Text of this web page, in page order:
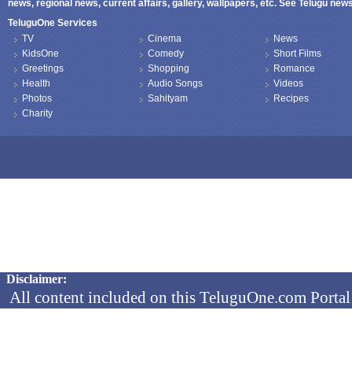
news, regional news, current affairs, gallery, wallpapers, etc. See Telugu
TeluguOne Services
TV
KidsOne
Greetings
Health
Photos
Charity
Cinema
Comedy
Shopping
Audio Songs
Sahityam
News
Short Films
Romance
Videos
Recipes
Disclaimer:
All content included on this TeluguOne.com